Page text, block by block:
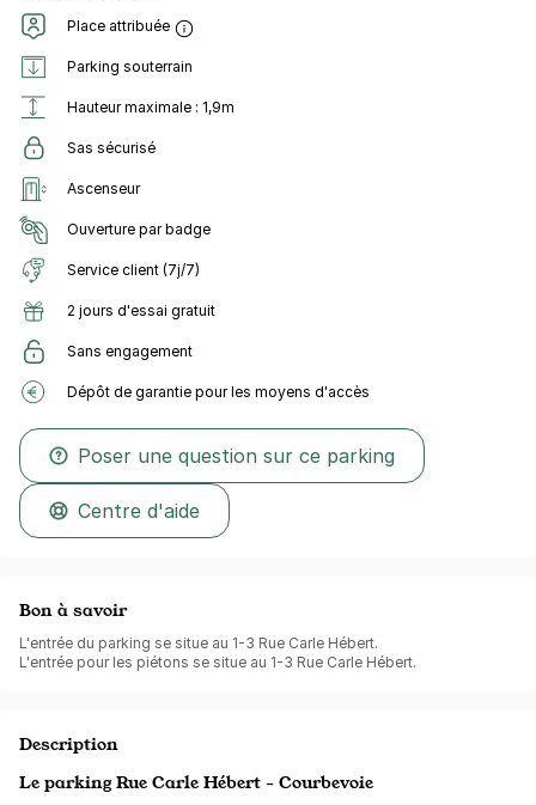
Place attribuée
Parking souterrain
Hauteur maximale : 1,9m
Sas sécurisé
Ascenseur
Ouverture par badge
Service client (7j/7)
2 jours d'essai gratuit
Sans engagement
Dépôt de garantie pour les moyens d'accès
Poser une question sur ce parking
Centre d'aide
Bon à savoir
L'entrée du parking se situe au 1-3 Rue Carle Hébert.
L'entrée pour les piétons se situe au 1-3 Rue Carle Hébert.
Description
Le parking Rue Carle Hébert - Courbevoie